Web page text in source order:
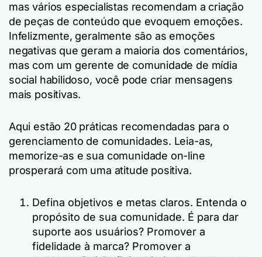
mas vários especialistas recomendam a criação
de peças de conteúdo que evoquem emoções.
Infelizmente, geralmente são as emoções
negativas que geram a maioria dos comentários,
mas com um gerente de comunidade de mídia
social habilidoso, você pode criar mensagens
mais positivas.
Aqui estão 20 práticas recomendadas para o
gerenciamento de comunidades. Leia-as,
memorize-as e sua comunidade on-line
prosperará com uma atitude positiva.
Defina objetivos e metas claros. Entenda o
propósito de sua comunidade. É para dar
suporte aos usuários? Promover a
fidelidade à marca? Promover a